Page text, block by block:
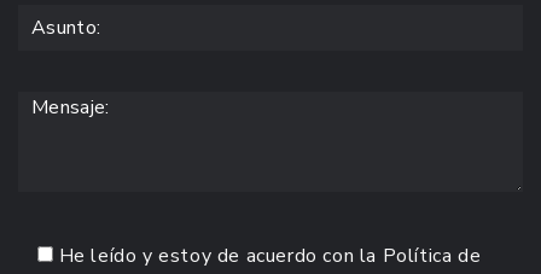
He leído y estoy de acuerdo con la Política de